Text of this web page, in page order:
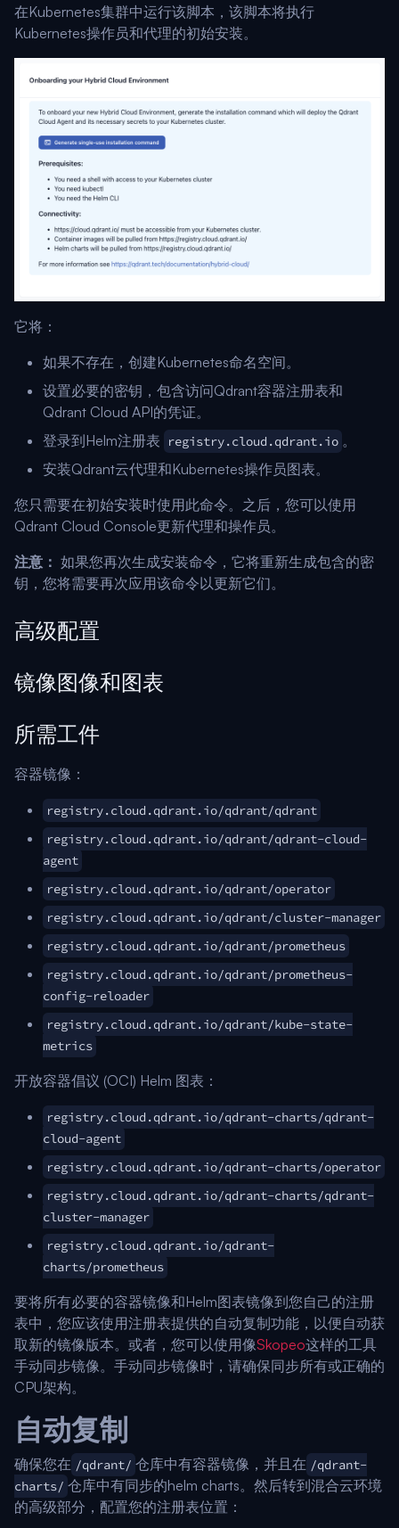
在Kubernetes集群中运行该脚本，该脚本将执行
Kubernetes操作员和代理的初始安装。
它将：
如果不存在，创建Kubernetes命名空间。
设置必要的密钥，包含访问Qdrant容器注册表和
Qdrant Cloud API的凭证。
登录到Helm注册表
registry.cloud.qdrant.io 。
安装Qdrant云代理和Kubernetes操作员图表。
您只需要在初始安装时使用此命令。之后，您可以使用
Qdrant Cloud Console更新代理和操作员。
注意： 如果您再次生成安装命令，它将重新生成包含的密
钥，您将需要再次应用该命令以更新它们。
高级配置
镜像图像和图表
所需工件
容器镜像：
registry.cloud.qdrant.io/qdrant/qdrant
registry.cloud.qdrant.io/qdrant/qdrant-cloud-
agent
registry.cloud.qdrant.io/qdrant/operator
registry.cloud.qdrant.io/qdrant/cluster-manager
registry.cloud.qdrant.io/qdrant/prometheus
registry.cloud.qdrant.io/qdrant/prometheus-
config-reloader
registry.cloud.qdrant.io/qdrant/kube-state-
metrics
开放容器倡议 (OCI) Helm 图表：
registry.cloud.qdrant.io/qdrant-charts/qdrant-
cloud-agent
registry.cloud.qdrant.io/qdrant-charts/operator
registry.cloud.qdrant.io/qdrant-charts/qdrant-
cluster-manager
registry.cloud.qdrant.io/qdrant-
charts/prometheus
要将所有必要的容器镜像和Helm图表镜像到您自己的注册
表中，您应该使用注册表提供的自动复制功能，以便自动获
取新的镜像版本。或者，您可以使用像Skopeo这样的工具
手动同步镜像。手动同步镜像时，请确保同步所有或正确的
CPU架构。
自动复制
确保您在 /qdrant/ 仓库中有容器镜像，并且在 /qdrant-
charts/ 仓库中有同步的helm charts。然后转到混合云环境
的高级部分，配置您的注册表位置：